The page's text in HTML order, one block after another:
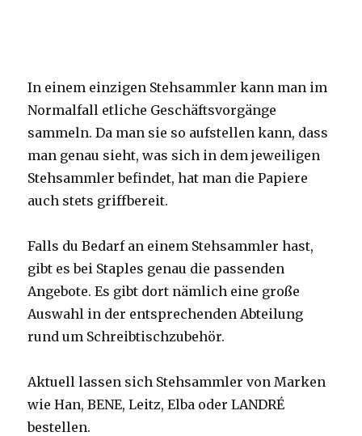
In einem einzigen Stehsammler kann man im
Normalfall etliche Geschäftsvorgänge
sammeln. Da man sie so aufstellen kann, dass
man genau sieht, was sich in dem jeweiligen
Stehsammler befindet, hat man die Papiere
auch stets griffbereit.
Falls du Bedarf an einem Stehsammler hast,
gibt es bei Staples genau die passenden
Angebote. Es gibt dort nämlich eine große
Auswahl in der entsprechenden Abteilung
rund um Schreibtischzubehör.
Aktuell lassen sich Stehsammler von Marken
wie Han, BENE, Leitz, Elba oder LANDRÉ
bestellen.